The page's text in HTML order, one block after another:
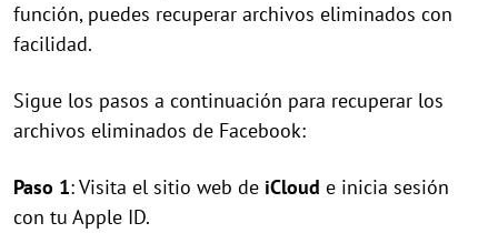
función, puedes recuperar archivos eliminados con
facilidad.
Sigue los pasos a continuación para recuperar los
archivos eliminados de Facebook:
Paso 1: Visita el sitio web de iCloud e inicia sesión
con tu Apple ID.